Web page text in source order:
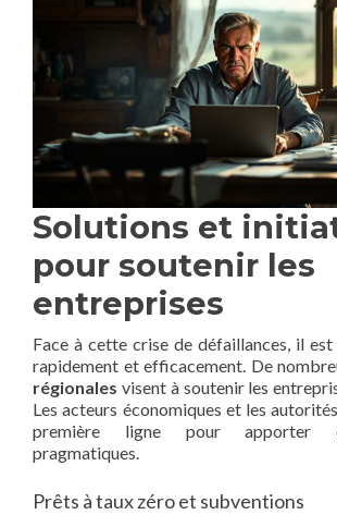
Solutions et
pour soutenir les
entreprises
Face à cette crise de défaillances, il
rapidement et efficacement. De
régionales visent à soutenir les
Les acteurs économiques et les
première ligne pour apporter
pragmatiques.
Prêts à taux zéro et subventions